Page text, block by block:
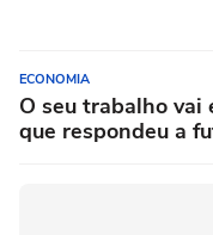
ECONOMIA
O seu trabalho vai
que respondeu a